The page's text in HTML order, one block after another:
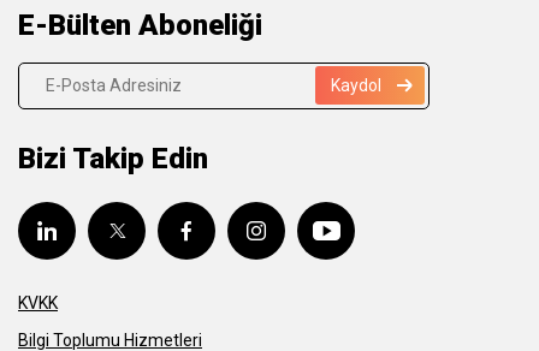
E-Bülten Aboneliği
Kaydol
Bizi Takip Edin
KVKK
Bilgi Toplumu Hizmetleri